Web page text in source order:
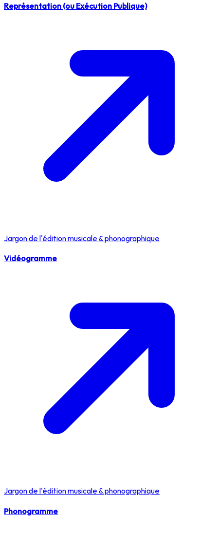
Représentation (ou Exécution Publique)
Jargon de l'édition musicale & phonographique
Vidéogramme
Jargon de l'édition musicale & phonographique
Phonogramme